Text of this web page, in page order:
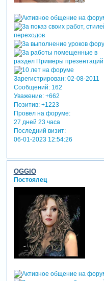
Зарегистрирован: 02-08-2011
Сообщений:162
Уважение: +662
Позитив: +1223
Провел на форуме:
27 дней 23 часа
Последний визит:
06-01-2023 12:54:26
OGGIO
Постоялец